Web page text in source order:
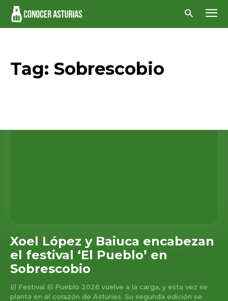
Tag: Sobrescobio
Xoel López y Baiuca encabezan
el festival ‘El Pueblo’ en
Sobrescobio
El Festival El Pueblo 2026 vuelve a la carga, y esta vez se
planta en el corazón de Asturies. Su segunda edición se